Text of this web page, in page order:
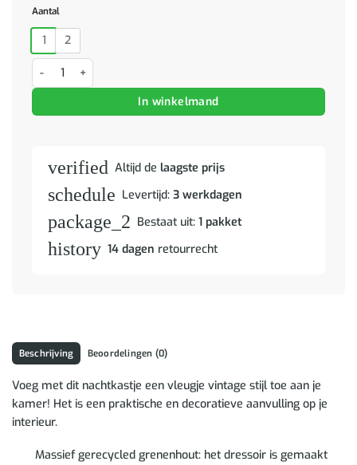
Aantal
1 2
Nachtkastje 40x30x55 cm gerecycled massief grenenhout aantal
In winkelmand
verified Altijd de laagste prijs
schedule Levertijd: 3 werkdagen
package_2 Bestaat uit: 1 pakket
history 14 dagen retourrecht
Beschrijving Beoordelingen (0)
Voeg met dit nachtkastje een vleugje vintage stijl toe aan je
kamer! Het is een praktische en decoratieve aanvulling op je
interieur.
Massief gerecycled grenenhout: het dressoir is gemaakt